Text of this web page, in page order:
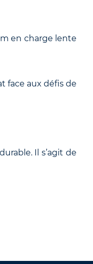
en charge lente
face aux défis de
Il s’agit de